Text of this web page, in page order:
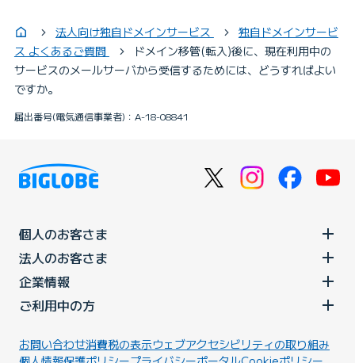
法人向け独自ドメインサービス
独自ドメインサービ
ス よくあるご質問
ドメイン移管(転入)後に、現在利用中の
サービスのメールサーバから受信するためには、どうすればよい
ですか。
届出番号(電気通信事業者)：A-18-08841
個人のお客さま
法人のお客さま
企業情報
ご利用中の方
お問い合わせ消費税の表示ウェブアクセシビリティの取り組み